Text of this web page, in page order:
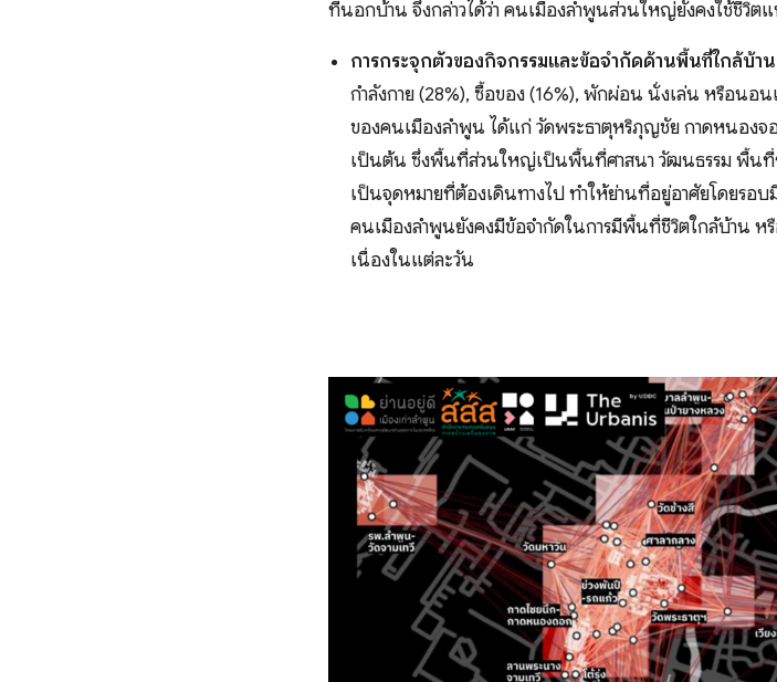
ที่นอกบ้าน จึงกล่าวได้ว่า คนเมืองลำพูนส่วนใหญ่ยังคงใช้ชีวิต
การกระจุกตัวของกิจกรรมและข้อจำกัดด้านพื้นที่ใกล้บ้า
กำลังกาย (28%), ซื้อของ (16%), พักผ่อน นั่งเล่น หรือน
ของคนเมืองลำพูน ได้แก่ วัดพระธาตุหริภุญชัย กาดหนอง
เป็นต้น ซึ่งพื้นที่ส่วนใหญ่เป็นพื้นที่ศาสนา วัฒนธรรม พื้นที่ร
เป็นจุดหมายที่ต้องเดินทางไป ทำให้ย่านที่อยู่อาศัยโดยรอ
คนเมืองลำพูนยังคงมีข้อจำกัดในการมีพื้นที่ชีวิตใกล้บ้าน ห
เนื่องในแต่ละวัน